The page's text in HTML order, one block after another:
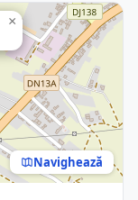
×
Navighează